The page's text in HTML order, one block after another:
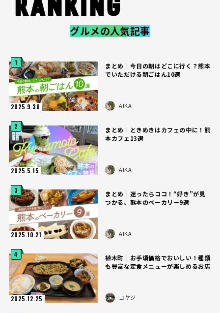
グルメの人気記事
1
2025.9.30
まとめ｜今日の朝はどこに行く？熊本
でいただける朝ごはん10選
AIKA
2
2025.5.15
まとめ｜ときめきはカフェの中に！熊
本カフェ13選
AIKA
3
2025.10.21
まとめ｜迷ったらココ！“好き”が見
つかる、熊本のベーカリー9選
AIKA
4
2025.12.25
植木町｜お手頃価格でおいしい！種類
も豊富な定食メニューが楽しめるお店
コヤジ